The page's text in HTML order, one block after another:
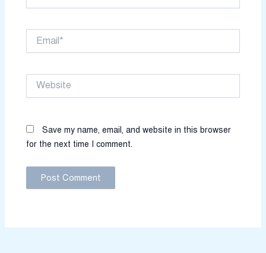
Website
Save my name, email, and website in this browser
for the next time I comment.